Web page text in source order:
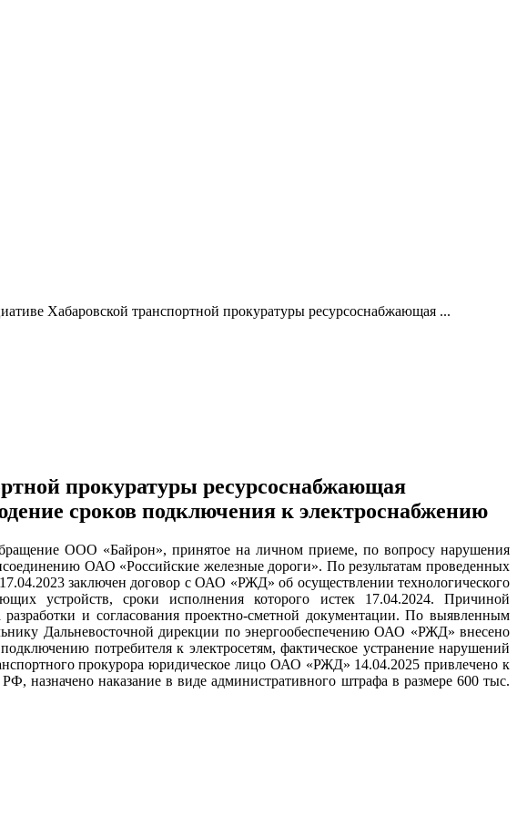
Хабаровской транспортной прокуратуры ресурсоснабжающая ...
прокуратуры ресурсоснабжающая
сроков подключения к электроснабжению
ООО «Байрон», принятое на личном приеме, по вопросу нарушения
ОАО «Российские железные дороги». По результатам проведенных
заключен договор с ОАО «РЖД» об осуществлении технологического
устройств, сроки исполнения которого истек 17.04.2024. Причиной
и согласования проектно-сметной документации. По выявленным
Дальневосточной дирекции по энергообеспечению ОАО «РЖД» внесено
потребителя к электросетям, фактическое устранение нарушений
прокурора юридическое лицо ОАО «РЖД» 14.04.2025 привлечено к
назначено наказание в виде административного штрафа в размере 600 тыс.